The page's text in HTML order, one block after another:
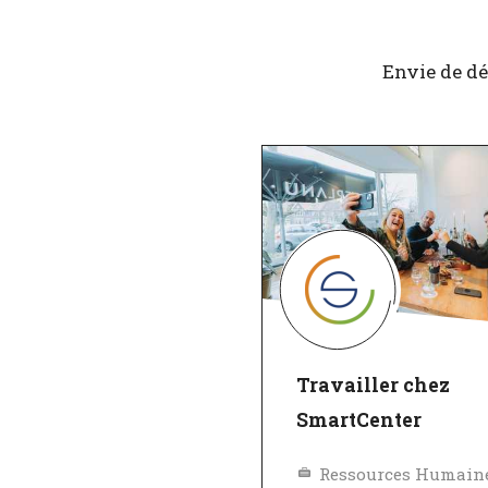
Envie de
Travailler chez
SmartCenter
Ressources